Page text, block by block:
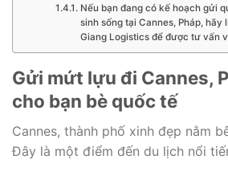
Nếu bạn đang có kế hoạch gửi
sinh sống tại Cannes, Pháp, hãy
Giang Logistics để được tư vấn
Gửi mứt lựu đi Cannes,
cho bạn bè quốc tế
Cannes, thành phố xinh đẹp nằm
Đây là một điểm đến du lịch nổi